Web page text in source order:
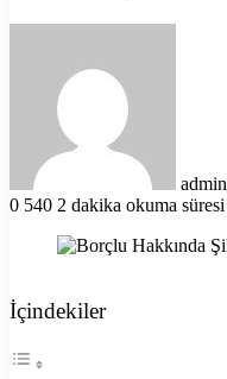
admin
0 540 2 dakika okuma süresi
İçindekiler